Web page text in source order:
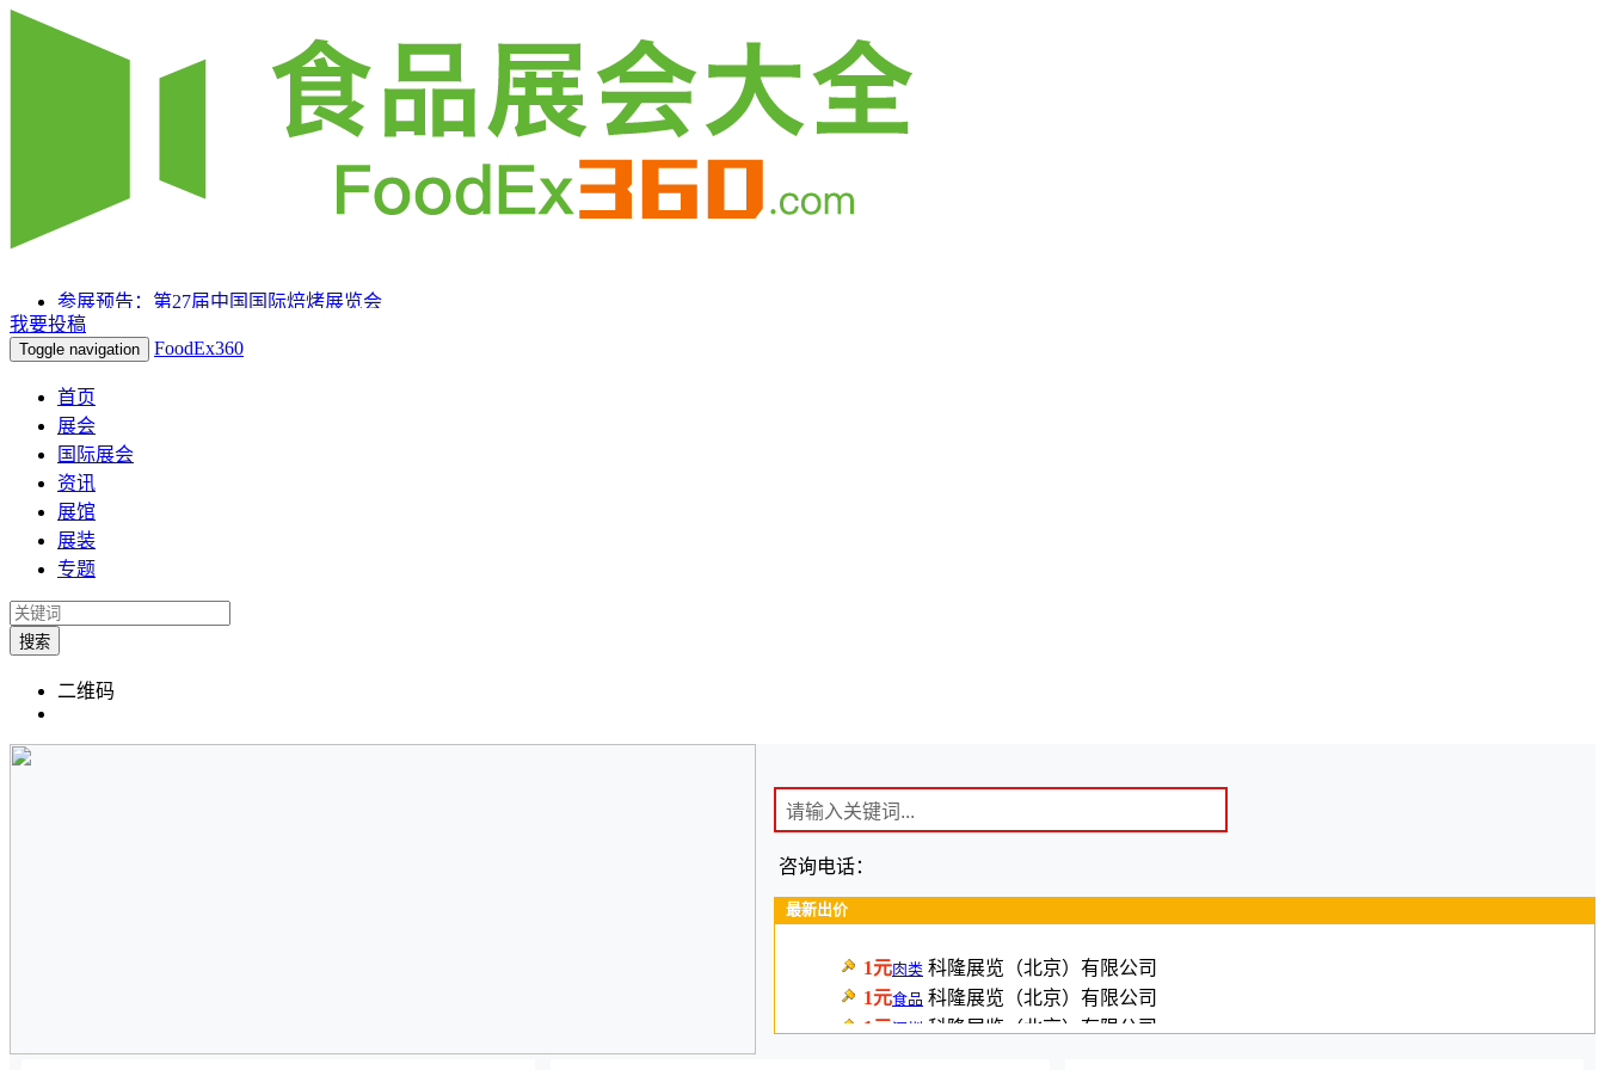
参展预告：第27届中国国际焙烤展览会
参展预告：SIAL 西雅国际食品和饮料展览会（上海）
参展预告：2025HOTELEX上海国际酒店及餐饮业博览会
我要投稿
Toggle navigation FoodEx360
首页
展会
国际展会
资讯
展馆
展装
专题
搜索
二维码
咨询电话：
最新出价
1元肉类 科隆展览（北京）有限公司
1元食品 科隆展览（北京）有限公司
1元深圳 科隆展览（北京）有限公司